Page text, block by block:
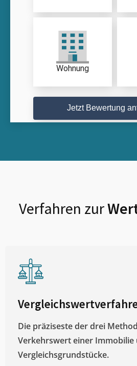
Wohnung
Jetzt Bewertung
Verfahren zur
Die präziseste der drei
Verkehrswert einer Immobilie
Vergleichsgrundstücke.